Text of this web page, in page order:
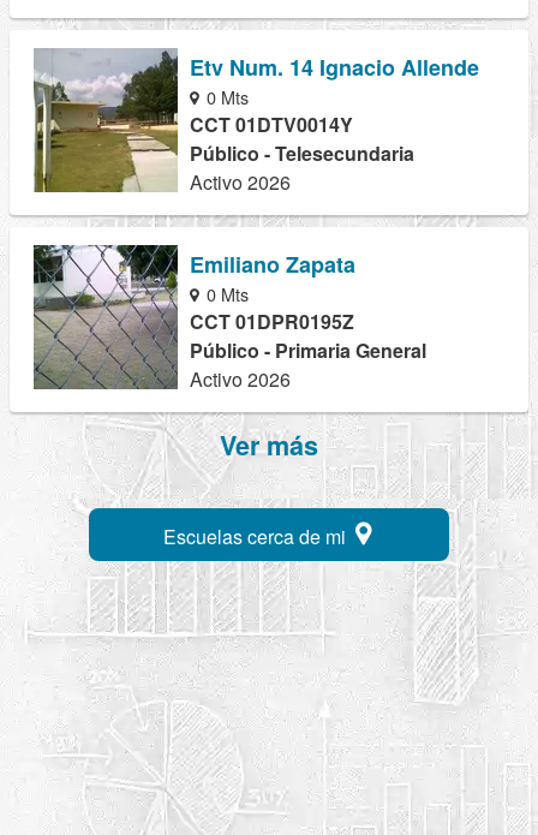
Etv Num. 14 Ignacio Allende
0 Mts
CCT 01DTV0014Y
Público - Telesecundaria
Activo 2026
Emiliano Zapata
0 Mts
CCT 01DPR0195Z
Público - Primaria General
Activo 2026
Ver más
Escuelas cerca de mi